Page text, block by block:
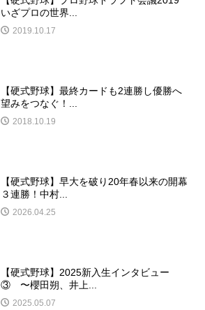
いざプロの世界...
2019.10.17
【硬式野球】最終カードも2連勝し優勝へ
望みをつなぐ！...
2018.10.19
【硬式野球】早大を破り20年春以来の開幕
３連勝！中村...
2026.04.25
【硬式野球】2025新入生インタビュー
③ 〜櫻田朔、井上...
2025.05.07